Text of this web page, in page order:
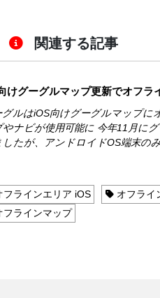
関連する記事
けグーグルマップ更新でオフラ
グルはiOS向けグーグルマップ
やナビが使用可能に 今年11月に
したが、アンドロイドOS端末の
ラインエリア iOS オフライ
ラインマップ